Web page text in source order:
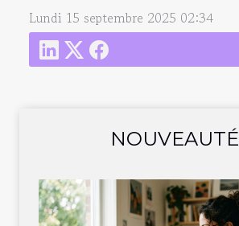
Lundi 15 septembre 2025 02:34